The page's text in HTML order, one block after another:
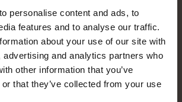
personalise content and ads, to
features and to analyse our traffic.
about your use of our site with
advertising and analytics partners who
other information that you’ve
that they’ve collected from your use
von Flüssigkeitserwärmern ist
perioperativen
Fluido Compact ist für
konzipiert, sodass sich
auf die
konzentrieren kann.